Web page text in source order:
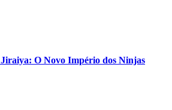
Jiraiya: O Novo Império dos Ninjas